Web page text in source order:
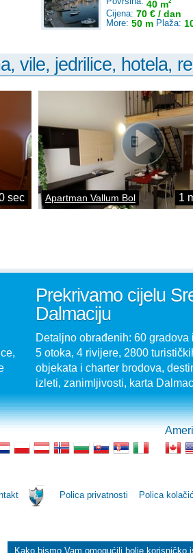
40 m
Cijena: 70 € / dan
More: 50 m Plaža:
vile, jedrilice, hotela,
sec Apartman Vallum Bol 1
Kako bismo Vam omogućili bolje
Prekrivamo cijelu
Dalmaciju
Detaljno obrađenih: 60 gradova
5 otoka, 4 rivijere, 2800
objekata i charter brodova,
izleti, zanimljivosti, karta
Polica privatnosti Polica